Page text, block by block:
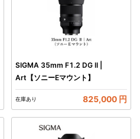
SIGMA 35mm F1.2 DG II |
Art【ソニーEマウント】
在庫あり 825,000 円